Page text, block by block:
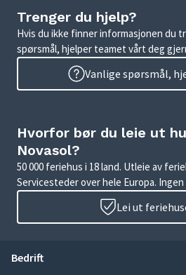
Trenger du hjelp?
Hvis du ikke finner informasjonen du
spørsmål, hjelper teamet vårt deg
Vanlige spørsmål,
Hvorfor bør du leie ut
Novasol?
50 000 feriehus i 18 land. Utleie av
Servicesteder over hele Europa.
Lei ut
Bedrift